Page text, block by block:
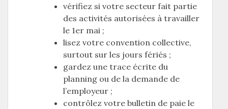
vérifiez si votre secteur fait partie
des activités autorisées à travailler
le 1er mai ;
lisez votre convention collective,
surtout sur les jours fériés ;
gardez une trace écrite du
planning ou de la demande de
l’employeur ;
contrôlez votre bulletin de paie le